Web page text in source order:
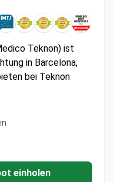
Teknon) ist
in Barcelona,
bei Teknon
und
Wahl von
Teknon-Ärzte
einholen